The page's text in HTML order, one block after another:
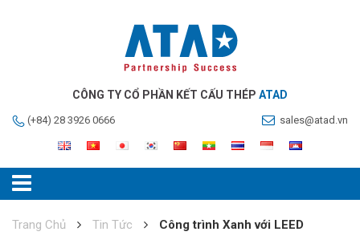
CÔNG TY CỔ PHẦN KẾT CẤU THÉP ATAD
(+84) 28 3926 0666 sales@atad.vn
Trang Chủ Tin Tức Công trình Xanh với LEED